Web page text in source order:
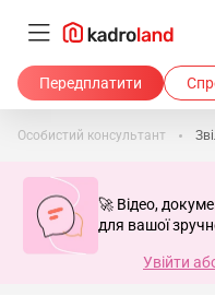
Передплатити
Особистий консультант
🚀 Відео,
для вашої
Увійти